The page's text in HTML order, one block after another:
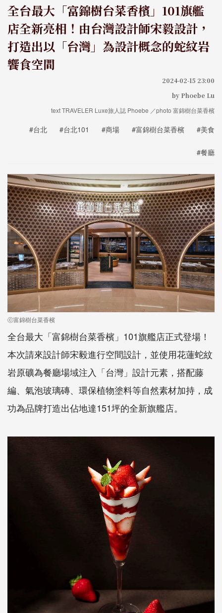
全台最大「富錦樹台菜香檳」101旗艦
店全新亮相！由台灣設計師宋毅設計，
打造出以「台灣」為設計概念的蛇紋岩
饗食空間
2024-02-15 23:00
by Phoebe Lu
text TRAVELER Luxe旅人誌 Phoebe ／photo 富錦樹台菜香檳
#台北 #台北101 #商場 #富錦樹台菜香檳 #美食
#餐廳
ⓒ富錦樹台菜香檳
全台最大「富錦樹台菜香檳」101旗艦店正式登場！
本次請來設計師宋毅進行空間設計，並使用花蓮蛇紋
岩原礦為餐廳場域注入「台灣」設計元素，搭配藤
編、氣泡玻璃磚、環保植物塗料等自然素材加持，成
功為品牌打造出佔地達151坪的全新旗艦店。